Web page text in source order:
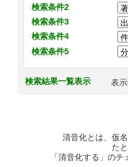
検索条件2
検索条件3
検索条件4
検索条件5
検索結果一覧表示 表
清音化とは、仮
た
「清音化する」の